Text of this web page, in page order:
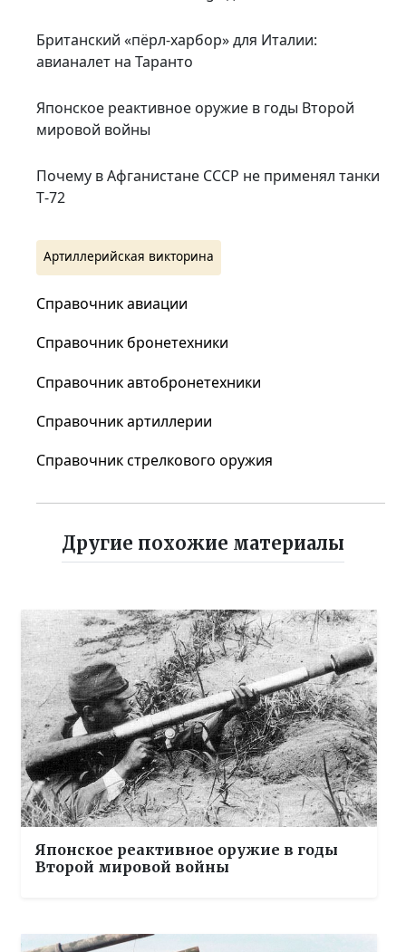
Британский «пёрл-харбор» для Италии:
авианалет на Таранто
Японское реактивное оружие в годы Второй
мировой войны
Почему в Афганистане СССР не применял танки
Т‑72
Артиллерийская викторина
Справочник авиации
Справочник бронетехники
Справочник автобронетехники
Справочник артиллерии
Справочник стрелкового оружия
Другие похожие материалы
Японское реактивное оружие в годы
Второй мировой войны